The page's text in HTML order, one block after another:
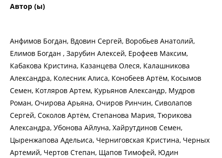
Автор (ы)
Анфимов Богдан, Вдовин Сергей, Воробьев Анатолий,
Елимов Богдан , Зарубин Алексей, Ерофеев Максим,
Кабакова Кристина, Казанцева Олеся, Калашникова
Александра, Колесник Алиса, Конобеев Артём, Косымов
Семен, Котляров Артем, Курьянов Александр, Мудров
Роман, Очирова Арьяна, Очиров Ринчин, Сиволапов
Сергей, Соколов Артём, Степанова Мария, Тюрикова
Александра, Убонова Айлуна, Хайрутдинов Семен,
Цыренжапова Адельиса, Черниговская Кристина, Черных
Артемий, Чертов Степан, Щапов Тимофей, Юдин